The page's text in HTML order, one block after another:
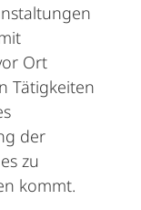
Ort
Tätigkeiten
der
zu
kommt.